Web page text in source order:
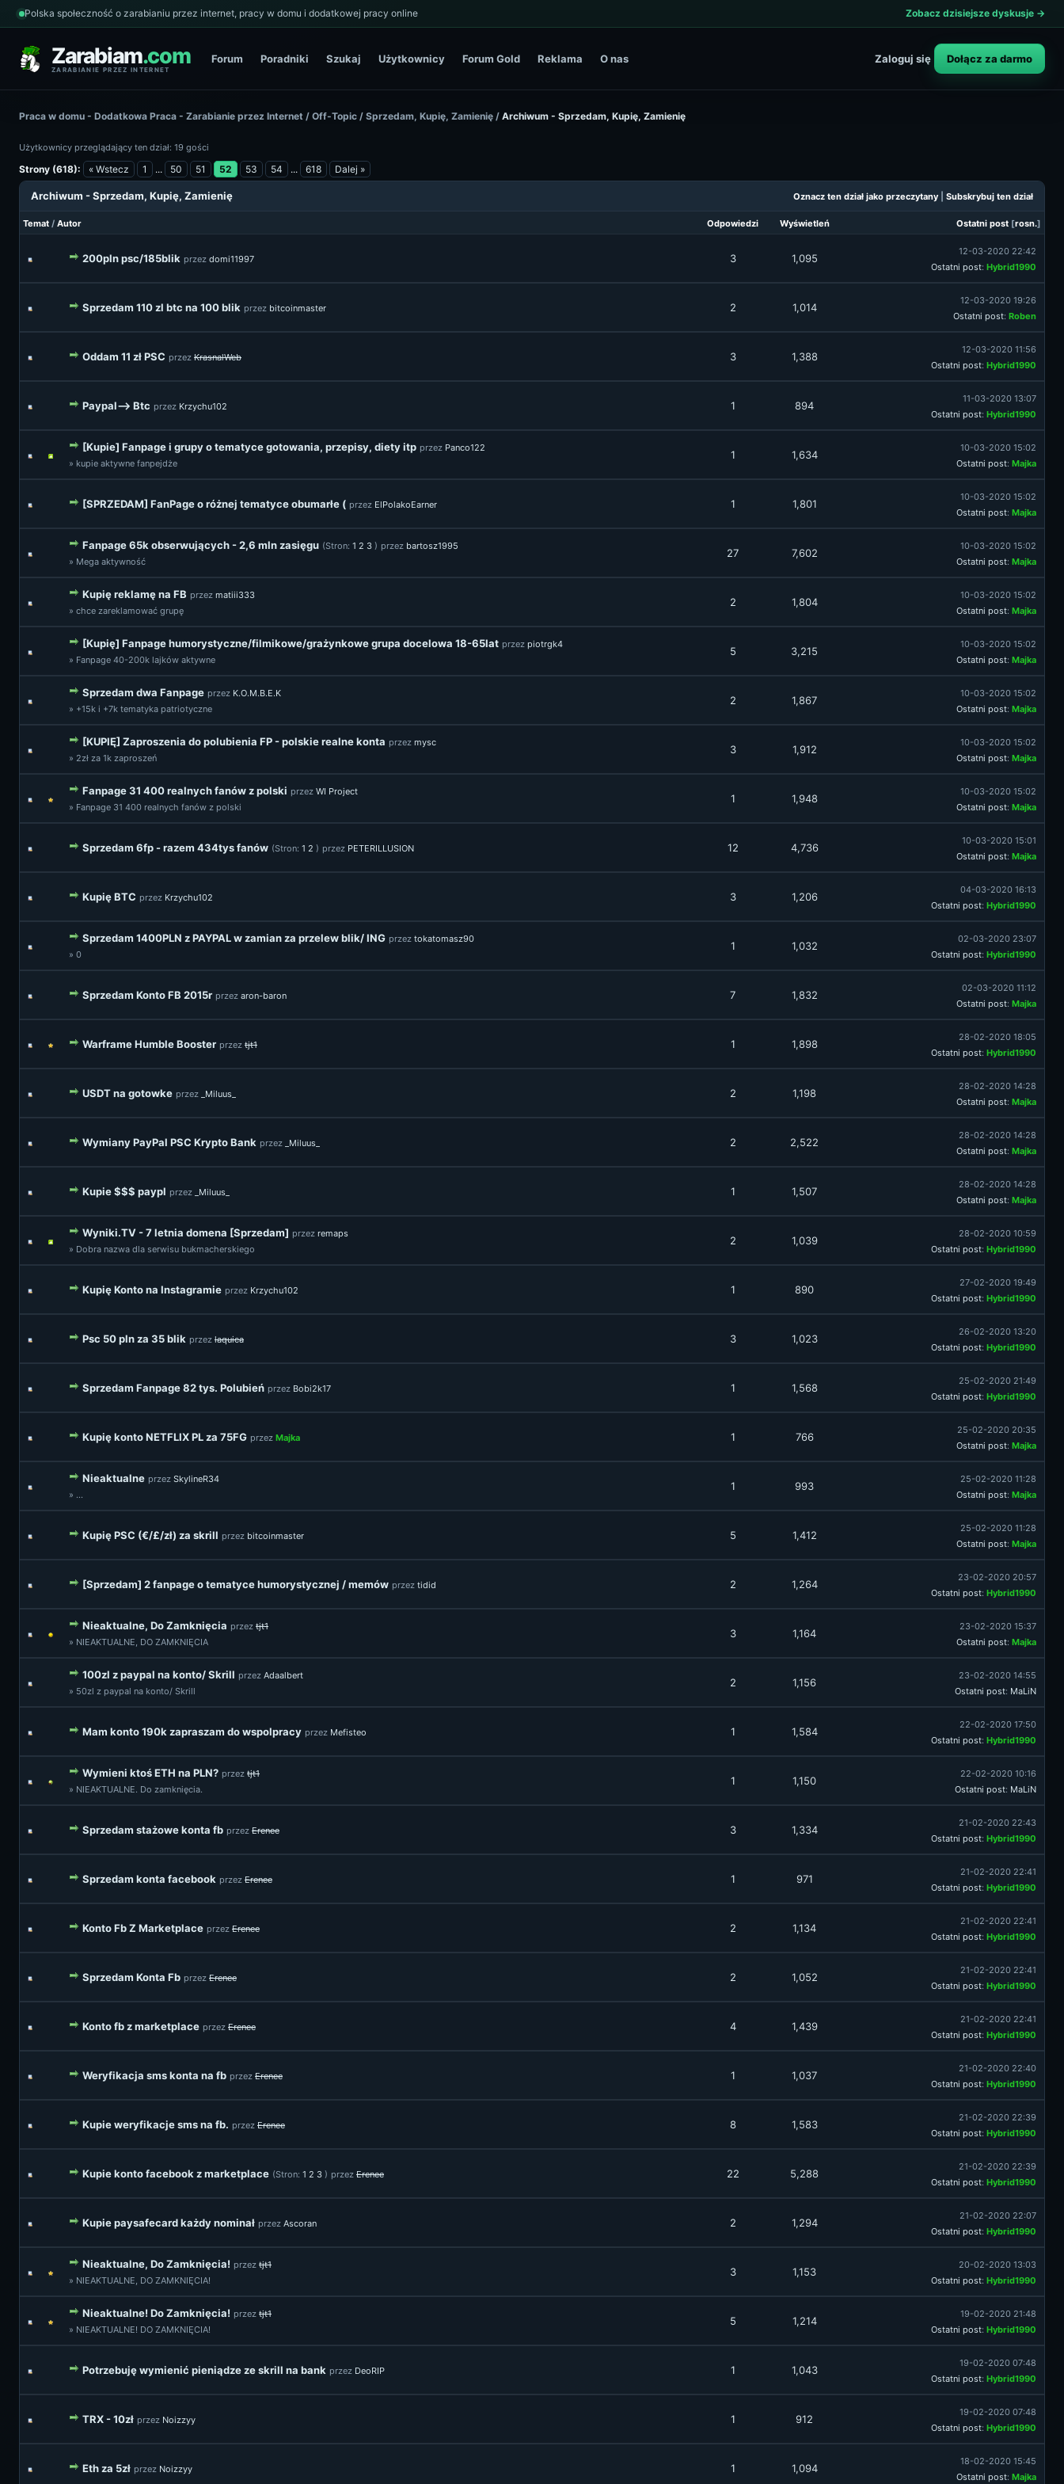
Polska społeczność o zarabianiu przez internet, pracy w domu i dodatkowej pracy online Zobacz dzisiejsze dyskusje →
Zarabiam.com
ZARABIANIE PRZEZ INTERNET
Forum Poradniki Szukaj Użytkownicy Forum Gold Reklama O nas Zaloguj się Dołącz za darmo
Praca w domu - Dodatkowa Praca - Zarabianie przez Internet / Off-Topic / Sprzedam, Kupię, Zamienię / Archiwum - Sprzedam, Kupię, Zamienię
Użytkownicy przeglądający ten dział: 19 gości
Strony (618): « Wstecz 1 ... 50 51 52 53 54 ... 618 Dalej »
Oznacz ten dział jako przeczytany Subskrybuj ten dział
Archiwum - Sprzedam, Kupię, Zamienię
Temat / Autor Odpowiedzi Wyświetleń Ostatni post [rosn.]
200pln psc/185blik przez domi11997 3 1,095
12-03-2020 22:42
Ostatni post: Hybrid1990
Sprzedam 110 zl btc na 100 blik przez bitcoinmaster 2 1,014
12-03-2020 19:26
Ostatni post: Roben
Oddam 11 zł PSC przez KrasnalWeb 3 1,388
12-03-2020 11:56
Ostatni post: Hybrid1990
Paypal--> Btc przez Krzychu102 1 894
11-03-2020 13:07
Ostatni post: Hybrid1990
[Kupie] Fanpage i grupy o tematyce gotowania, przepisy, diety itp przez Panco122
» kupie aktywne fanpejdże
1 1,634
10-03-2020 15:02
Ostatni post: Majka
[SPRZEDAM] FanPage o różnej tematyce obumarłe ( przez ElPolakoEarner 1 1,801
10-03-2020 15:02
Ostatni post: Majka
Fanpage 65k obserwujących - 2,6 mln zasięgu (Stron: 1 2 3 ) przez bartosz1995
» Mega aktywność
27 7,602
10-03-2020 15:02
Ostatni post: Majka
Kupię reklamę na FB przez matiii333
» chce zareklamować grupę
2 1,804
10-03-2020 15:02
Ostatni post: Majka
[Kupię] Fanpage humorystyczne/filmikowe/grażynkowe grupa docelowa 18-65lat przez piotrgk4
» Fanpage 40-200k lajków aktywne
5 3,215
10-03-2020 15:02
Ostatni post: Majka
Sprzedam dwa Fanpage przez K.O.M.B.E.K
» +15k i +7k tematyka patriotyczne
2 1,867
10-03-2020 15:02
Ostatni post: Majka
[KUPIĘ] Zaproszenia do polubienia FP - polskie realne konta przez mysc
» 2zł za 1k zaproszeń
3 1,912
10-03-2020 15:02
Ostatni post: Majka
Fanpage 31 400 realnych fanów z polski przez WI Project
» Fanpage 31 400 realnych fanów z polski
1 1,948
10-03-2020 15:02
Ostatni post: Majka
Sprzedam 6fp - razem 434tys fanów (Stron: 1 2 ) przez PETERILLUSION 12 4,736
10-03-2020 15:01
Ostatni post: Majka
Kupię BTC przez Krzychu102 3 1,206
04-03-2020 16:13
Ostatni post: Hybrid1990
Sprzedam 1400PLN z PAYPAL w zamian za przelew blik/ ING przez tokatomasz90
» 0
1 1,032
02-03-2020 23:07
Ostatni post: Hybrid1990
Sprzedam Konto FB 2015r przez aron-baron 7 1,832
02-03-2020 11:12
Ostatni post: Majka
Warframe Humble Booster przez tjt1 1 1,898
28-02-2020 18:05
Ostatni post: Hybrid1990
USDT na gotowke przez _Miluus_ 2 1,198
28-02-2020 14:28
Ostatni post: Majka
Wymiany PayPal PSC Krypto Bank przez _Miluus_ 2 2,522
28-02-2020 14:28
Ostatni post: Majka
Kupie $$$ paypl przez _Miluus_ 1 1,507
28-02-2020 14:28
Ostatni post: Majka
Wyniki.TV - 7 letnia domena [Sprzedam] przez remaps
» Dobra nazwa dla serwisu bukmacherskiego
2 1,039
28-02-2020 10:59
Ostatni post: Hybrid1990
Kupię Konto na Instagramie przez Krzychu102 1 890
27-02-2020 19:49
Ostatni post: Hybrid1990
Psc 50 pln za 35 blik przez laquica 3 1,023
26-02-2020 13:20
Ostatni post: Hybrid1990
Sprzedam Fanpage 82 tys. Polubień przez Bobi2k17 1 1,568
25-02-2020 21:49
Ostatni post: Hybrid1990
Kupię konto NETFLIX PL za 75FG przez Majka 1 766
25-02-2020 20:35
Ostatni post: Majka
Nieaktualne przez SkylineR34
» ...
1 993
25-02-2020 11:28
Ostatni post: Majka
Kupię PSC (€/£/zł) za skrill przez bitcoinmaster 5 1,412
25-02-2020 11:28
Ostatni post: Majka
[Sprzedam] 2 fanpage o tematyce humorystycznej / memów przez tidid 2 1,264
23-02-2020 20:57
Ostatni post: Hybrid1990
Nieaktualne, Do Zamknięcia przez tjt1
» NIEAKTUALNE, DO ZAMKNIĘCIA
3 1,164
23-02-2020 15:37
Ostatni post: Majka
100zl z paypal na konto/ Skrill przez Adaalbert
» 50zl z paypal na konto/ Skrill
2 1,156
23-02-2020 14:55
Ostatni post: MaLiN
Mam konto 190k zapraszam do wspolpracy przez Mefisteo 1 1,584
22-02-2020 17:50
Ostatni post: Hybrid1990
Wymieni ktoś ETH na PLN? przez tjt1
» NIEAKTUALNE. Do zamknięcia.
1 1,150
22-02-2020 10:16
Ostatni post: MaLiN
Sprzedam stażowe konta fb przez Erenee 3 1,334
21-02-2020 22:43
Ostatni post: Hybrid1990
Sprzedam konta facebook przez Erenee 1 971
21-02-2020 22:41
Ostatni post: Hybrid1990
Konto Fb Z Marketplace przez Erenee 2 1,134
21-02-2020 22:41
Ostatni post: Hybrid1990
Sprzedam Konta Fb przez Erenee 2 1,052
21-02-2020 22:41
Ostatni post: Hybrid1990
Konto fb z marketplace przez Erenee 4 1,439
21-02-2020 22:41
Ostatni post: Hybrid1990
Weryfikacja sms konta na fb przez Erenee 1 1,037
21-02-2020 22:40
Ostatni post: Hybrid1990
Kupie weryfikacje sms na fb. przez Erenee 8 1,583
21-02-2020 22:39
Ostatni post: Hybrid1990
Kupie konto facebook z marketplace (Stron: 1 2 3 ) przez Erenee 22 5,288
21-02-2020 22:39
Ostatni post: Hybrid1990
Kupie paysafecard każdy nominał przez Ascoran 2 1,294
21-02-2020 22:07
Ostatni post: Hybrid1990
Nieaktualne, Do Zamknięcia! przez tjt1
» NIEAKTUALNE, DO ZAMKNIĘCIA!
3 1,153
20-02-2020 13:03
Ostatni post: Hybrid1990
Nieaktualne! Do Zamknięcia! przez tjt1
» NIEAKTUALNE! DO ZAMKNIĘCIA!
5 1,214
19-02-2020 21:48
Ostatni post: Hybrid1990
Potrzebuję wymienić pieniądze ze skrill na bank przez DeoRIP 1 1,043
19-02-2020 07:48
Ostatni post: Hybrid1990
TRX - 10zł przez Noizzyy 1 912
19-02-2020 07:48
Ostatni post: Hybrid1990
Eth za 5zł przez Noizzyy 1 1,094
18-02-2020 15:45
Ostatni post: Majka